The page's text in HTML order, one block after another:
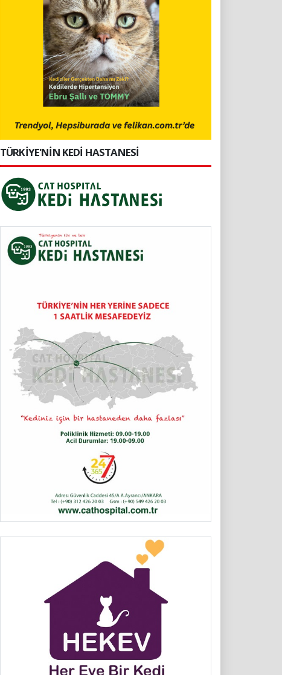
TÜRKİYE'NİN KEDİ HASTANESİ